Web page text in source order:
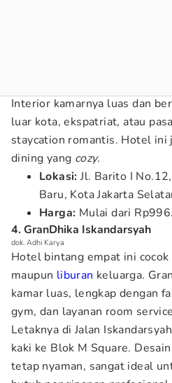
Interior kamarnya luas dan
luar kota, ekspatriat, atau
staycation romantis. Hotel ini
dining yang cozy.
Lokasi: Jl. Barito I
Baru, Kota Jakarta
Harga: Mulai dari
4. GranDhika Iskandarsyah
dok. Adhi Karya
Hotel bintang empat ini
maupun liburan keluarga.
kamar luas, lengkap dengan
gym, dan layanan room
Letaknya di Jalan
kaki ke Blok M Square.
tetap nyaman, sangat ideal